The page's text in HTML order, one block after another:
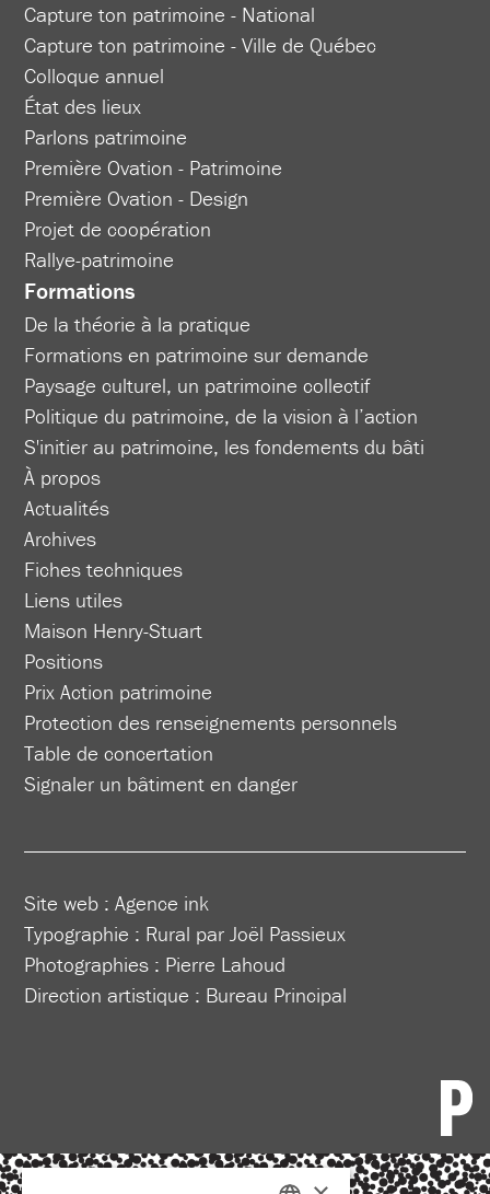
Capture ton patrimoine - National
Capture ton patrimoine - Ville de Québec
Colloque annuel
État des lieux
Parlons patrimoine
Première Ovation - Patrimoine
Première Ovation - Design
Projet de coopération
Rallye-patrimoine
Formations
De la théorie à la pratique
Formations en patrimoine sur demande
Paysage culturel, un patrimoine collectif
Politique du patrimoine, de la vision à l’action
S'initier au patrimoine, les fondements du bâti
À propos
Actualités
Archives
Fiches techniques
Liens utiles
Maison Henry-Stuart
Positions
Prix Action patrimoine
Protection des renseignements personnels
Table de concertation
Signaler un bâtiment en danger
Site web :Agence ink
Typographie : Rural par Joël Passieux
Photographies : Pierre Lahoud
Direction artistique : Bureau Principal